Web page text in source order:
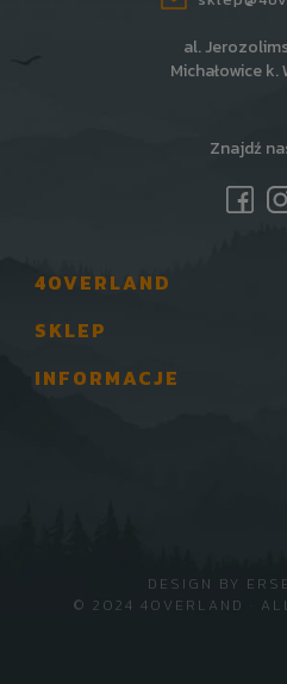
al.
Michałowice k.
Znajdź
4OVERLAND
SKLEP
INFORMACJE
© 2024 4OVERLAND ·
DESIGN BY